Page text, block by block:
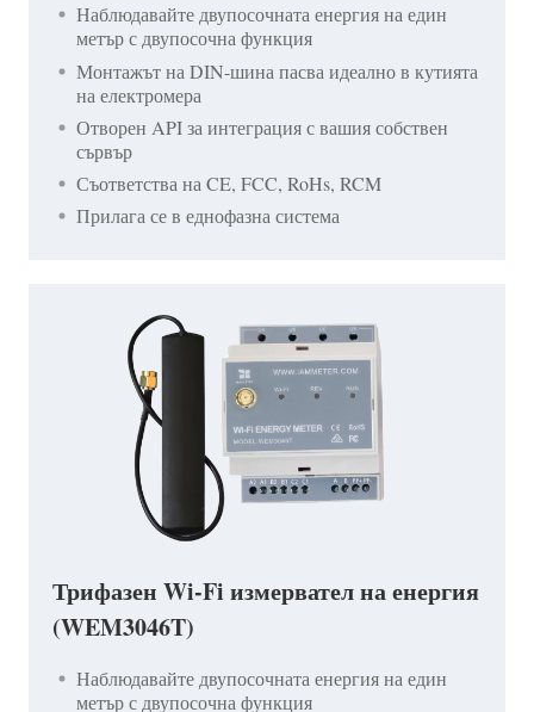
Наблюдавайте двупосочната енергия на един
метър с двупосочна функция
Монтажът на DIN-шина пасва идеално в кутията
на електромера
Отворен API за интеграция с вашия собствен
сървър
Съответства на CE, FCC, RoHs, RCM
Прилага се в еднофазна система
Трифазен Wi-Fi измервател на енергия
(WEM3046T)
Наблюдавайте двупосочната енергия на един
метър с двупосочна функция